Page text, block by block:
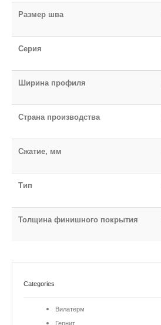
Размер шва
Серия
Ширина профиля
Страна производства
Сжатие, мм
Тип
Толщина финишного покрытия
Categories
Вилатерм
Гернит